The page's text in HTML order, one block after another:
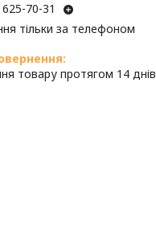
70-31
тільки за телефоном
товару протягом 14 днів